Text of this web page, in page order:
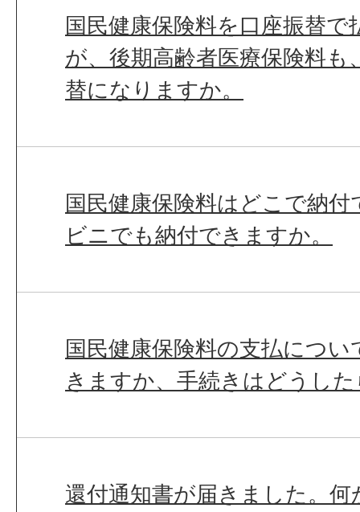
国民健康保険料を口座振替
が、後期高齢者医療保険料も
替になりますか。
国民健康保険料はどこで納
ビニでも納付できますか。
国民健康保険料の支払につ
きますか、手続きはどうし
還付通知書が届きました。